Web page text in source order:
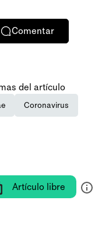
Comentar
del artículo
Coronavirus
Artículo libre